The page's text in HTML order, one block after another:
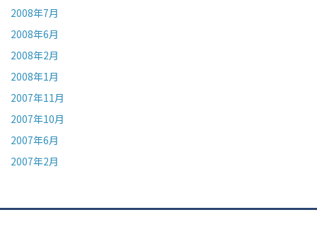
2008年7月
2008年6月
2008年2月
2008年1月
2007年11月
2007年10月
2007年6月
2007年2月